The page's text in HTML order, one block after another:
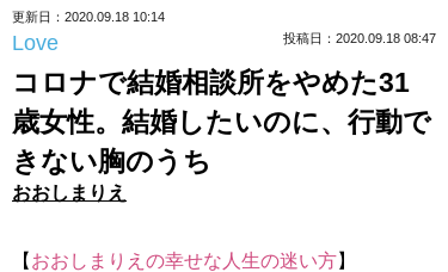
更新日：2020.09.18 10:14
Love 投稿日：2020.09.18 08:47
コロナで結婚相談所をやめた31
歳女性。結婚したいのに、行動で
きない胸のうち
おおしまりえ
【 おおしまりえの幸せな人生の迷い方】